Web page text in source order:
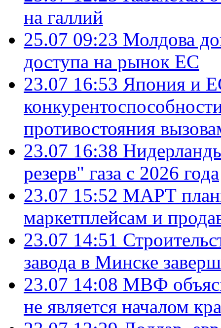
на галлий
25.07 09:23 Молдова
доступа на рынок ЕС
23.07 16:53 Япония и
противостояния
23.07 16:38
резерв" газа с 2026 года
23.07 15:52 МАРТ
маркетплейсам и
23.07 14:51
завода в Минске
23.07 14:08 МВФ
не является началом